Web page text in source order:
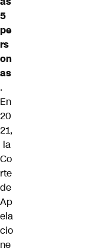
5
pe
rs
on
as
.
En
20
21,
la
Co
rte
de
Ap
ela
cio
ne